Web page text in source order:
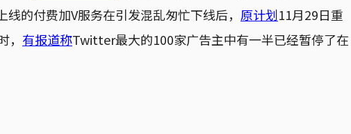
的付费加V服务在引发混乱匆忙下线后， 原计划11月29日重
有报道称Twitter最大的100家广告主中有一半已经暂停了在